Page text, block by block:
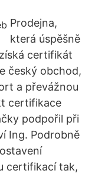
Prodejna,
která úspěšně
certifikát
český obchod,
a převážnou
certifikace
podpořil při
Ing. Podrobně
certifikací tak,